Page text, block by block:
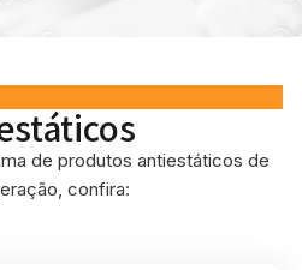
de produtos antiestáticos de
confira: